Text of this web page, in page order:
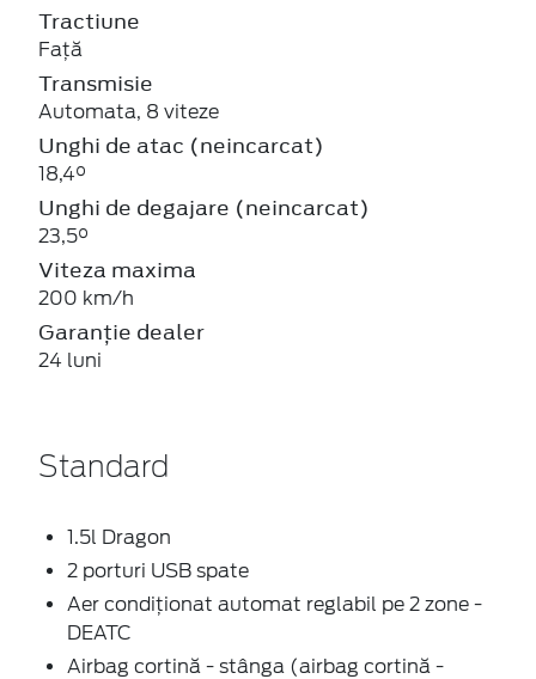
Tractiune
Față
Transmisie
Automata, 8 viteze
Unghi de atac (neincarcat)
18,4°
Unghi de degajare (neincarcat)
23,5°
Viteza maxima
200 km/h
Garanție dealer
24 luni
Standard
1.5l Dragon
2 porturi USB spate
Aer condiționat automat reglabil pe 2 zone -
DEATC
Airbag cortină - stânga (airbag cortină -